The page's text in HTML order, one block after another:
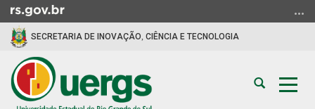
para
conteúdo
para
SECRETARIA DE INOVAÇÃO, CIÊNCIA E TECNOLOGIA
Abrir